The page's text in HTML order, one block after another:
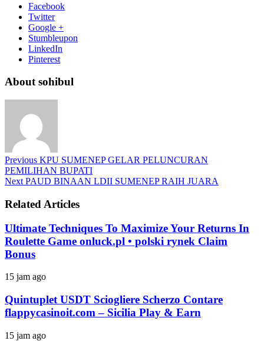
Facebook
Twitter
Google +
Stumbleupon
LinkedIn
Pinterest
About sohibul
Previous KPU SUMENEP GELAR PELUNCURAN
PEMILIHAN BUPATI
Next PAUD BINAAN LDII SUMENEP RAIH JUARA
Related Articles
Ultimate Techniques To Maximize Your Returns In
Roulette Game onluck.pl • polski rynek Claim
Bonus
15 jam ago
Quintuplet USDT Sciogliere Scherzo Contare
flappycasinoit.com – Sicilia Play & Earn
15 jam ago